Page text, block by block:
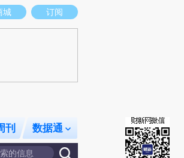
城 订阅
刊 数据通